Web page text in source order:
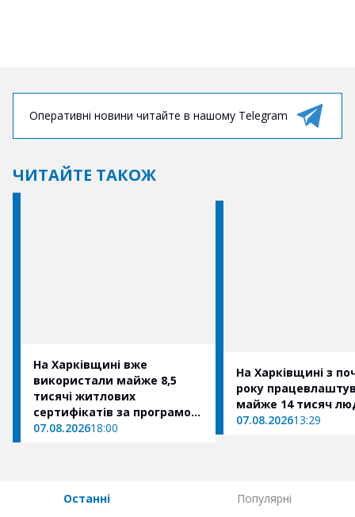
Оперативні новини читайте в нашому Telegram
ЧИТАЙТЕ ТАКОЖ
На Харківщині вже
використали майже 8,5
тисячі житлових
сертифікатів за програмою
«єВідновлення»
07.08.202618:00
На Харківщині з
року
майже 14 тисяч
07.08.202613:29
Останні Популярні